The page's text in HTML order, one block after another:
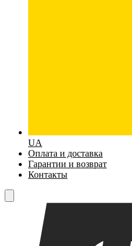
UA
Оплата и доставка
Гарантии и возврат
Контакты